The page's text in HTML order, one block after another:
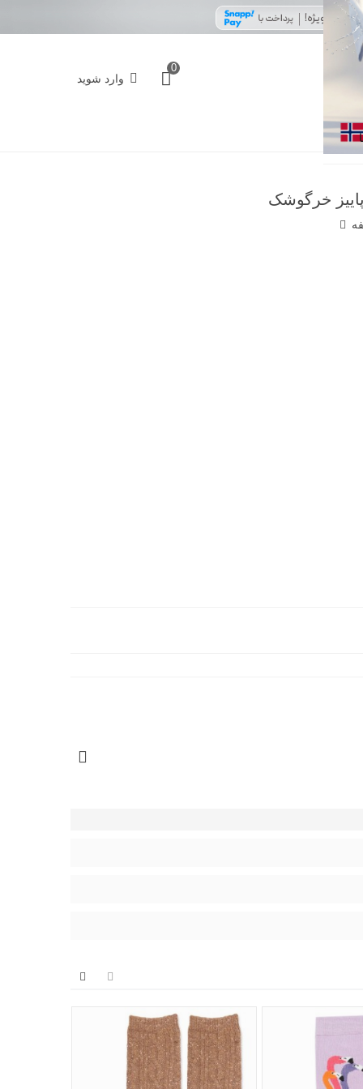
0
وارد شوید
خرگوشک